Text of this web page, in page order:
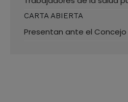
CARTA ABIERTA
Presentan ante el